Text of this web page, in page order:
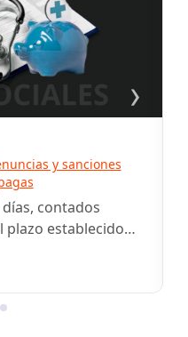
›
y sanciones
contados
plazo establecido